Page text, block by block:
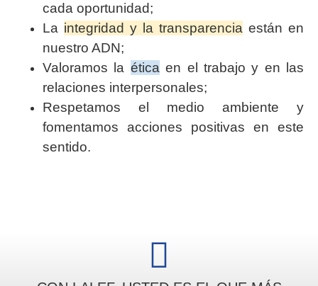
cada oportunidad;
La integridad y la transparencia están en
nuestro ADN;
Valoramos la éticaen el trabajo y en las
relaciones interpersonales;
Respetamos el medio ambiente y
fomentamos acciones positivas en este
sentido.